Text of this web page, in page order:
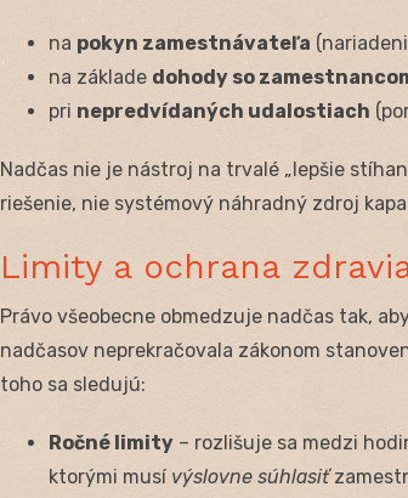
na pokyn zamestnávateľa
na základe dohody so
pri nepredvídaných udalostiach
Nadčas nie je nástroj na trvalé „lepšie
riešenie, nie systémový náhradný zdroj
Limity a ochrana
Právo všeobecne obmedzuje nadčas tak,
nadčasov neprekračovala zákonom
toho sa sledujú:
Ročné limity – rozlišuje sa medzi
ktorými musí výslovne súhlasiť